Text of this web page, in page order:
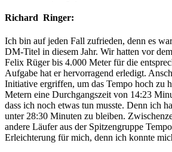
Richard Ringer:
Ich bin auf jeden Fall zufrieden, denn es
DM-Titel in diesem Jahr. Wir hatten vor
Felix Rüger bis 4.000 Meter für die
Aufgabe hat er hervorragend erledigt.
Initiative ergriffen, um das Tempo hoch zu
Metern eine Durchgangszeit von 14:23
dass ich noch etwas tun musste. Denn ich
unter 28:30 Minuten zu bleiben.
andere Läufer aus der Spitzengruppe
Erleichterung für mich, denn ich konnte